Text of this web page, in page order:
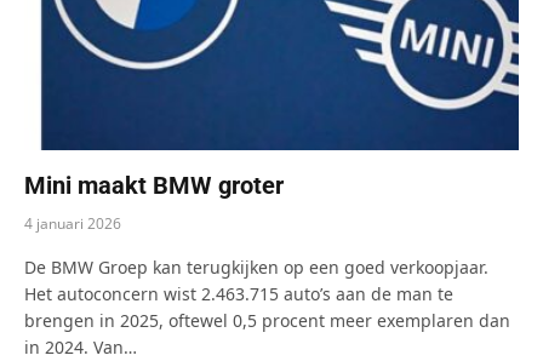
Mini maakt BMW groter
4 januari 2026
De BMW Groep kan terugkijken op een goed verkoopjaar.
Het autoconcern wist 2.463.715 auto’s aan de man te
brengen in 2025, oftewel 0,5 procent meer exemplaren dan
in 2024. Van…